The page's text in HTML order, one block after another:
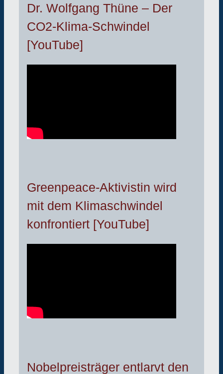
Dr. Wolfgang Thüne – Der
CO2-Klima-Schwindel
[YouTube]
Greenpeace-Aktivistin wird
mit dem Klimaschwindel
konfrontiert [YouTube]
Nobelpreisträger entlarvt den